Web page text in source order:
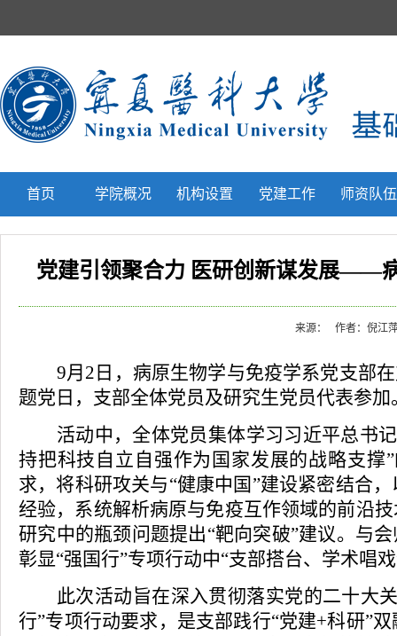
首页 学院概况 机构设置 党建工作 师资队伍
党建引领聚合力 医研创新谋发展——
来源： 作者：倪江
9月2日，病原生物学与免疫学系党支部
题党日 ， 支部全体党员及研究生党员代表参加
活动中 ，全体党员集体学习习近平总书
持把科技自立自强作为国家发展的战略支
求，将科研攻关与“健康中国”建设紧密结合
经验，系统解析病原与免疫互作领域的前沿
研究中的瓶颈问题提出“靶向突破”建议。 与
彰显“强国行”专项行动中“支部搭台、学术唱
此次活动旨在深入贯彻落实党的二十大
行”专项行动要求 ， 是支部践行“党建+科研”